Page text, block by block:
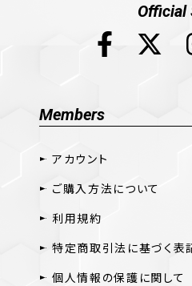
Official
Members
アカウント
ご購入方法について
利用規約
特定商取引法に基づく表
個人情報の保護に関して